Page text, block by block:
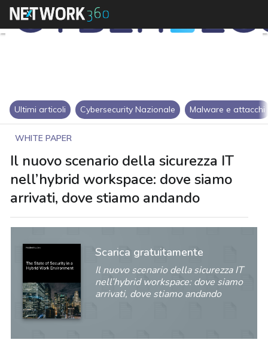
Ultimi articoli Cybersecurity Nazionale Malware e attacchi
WHITE PAPER
Il nuovo scenario della sicurezza IT
nell’hybrid workspace: dove siamo
arrivati, dove stiamo andando
Scarica gratuitamente
Il nuovo scenario della sicurezza IT
nell’hybrid workspace: dove siamo
arrivati, dove stiamo andando